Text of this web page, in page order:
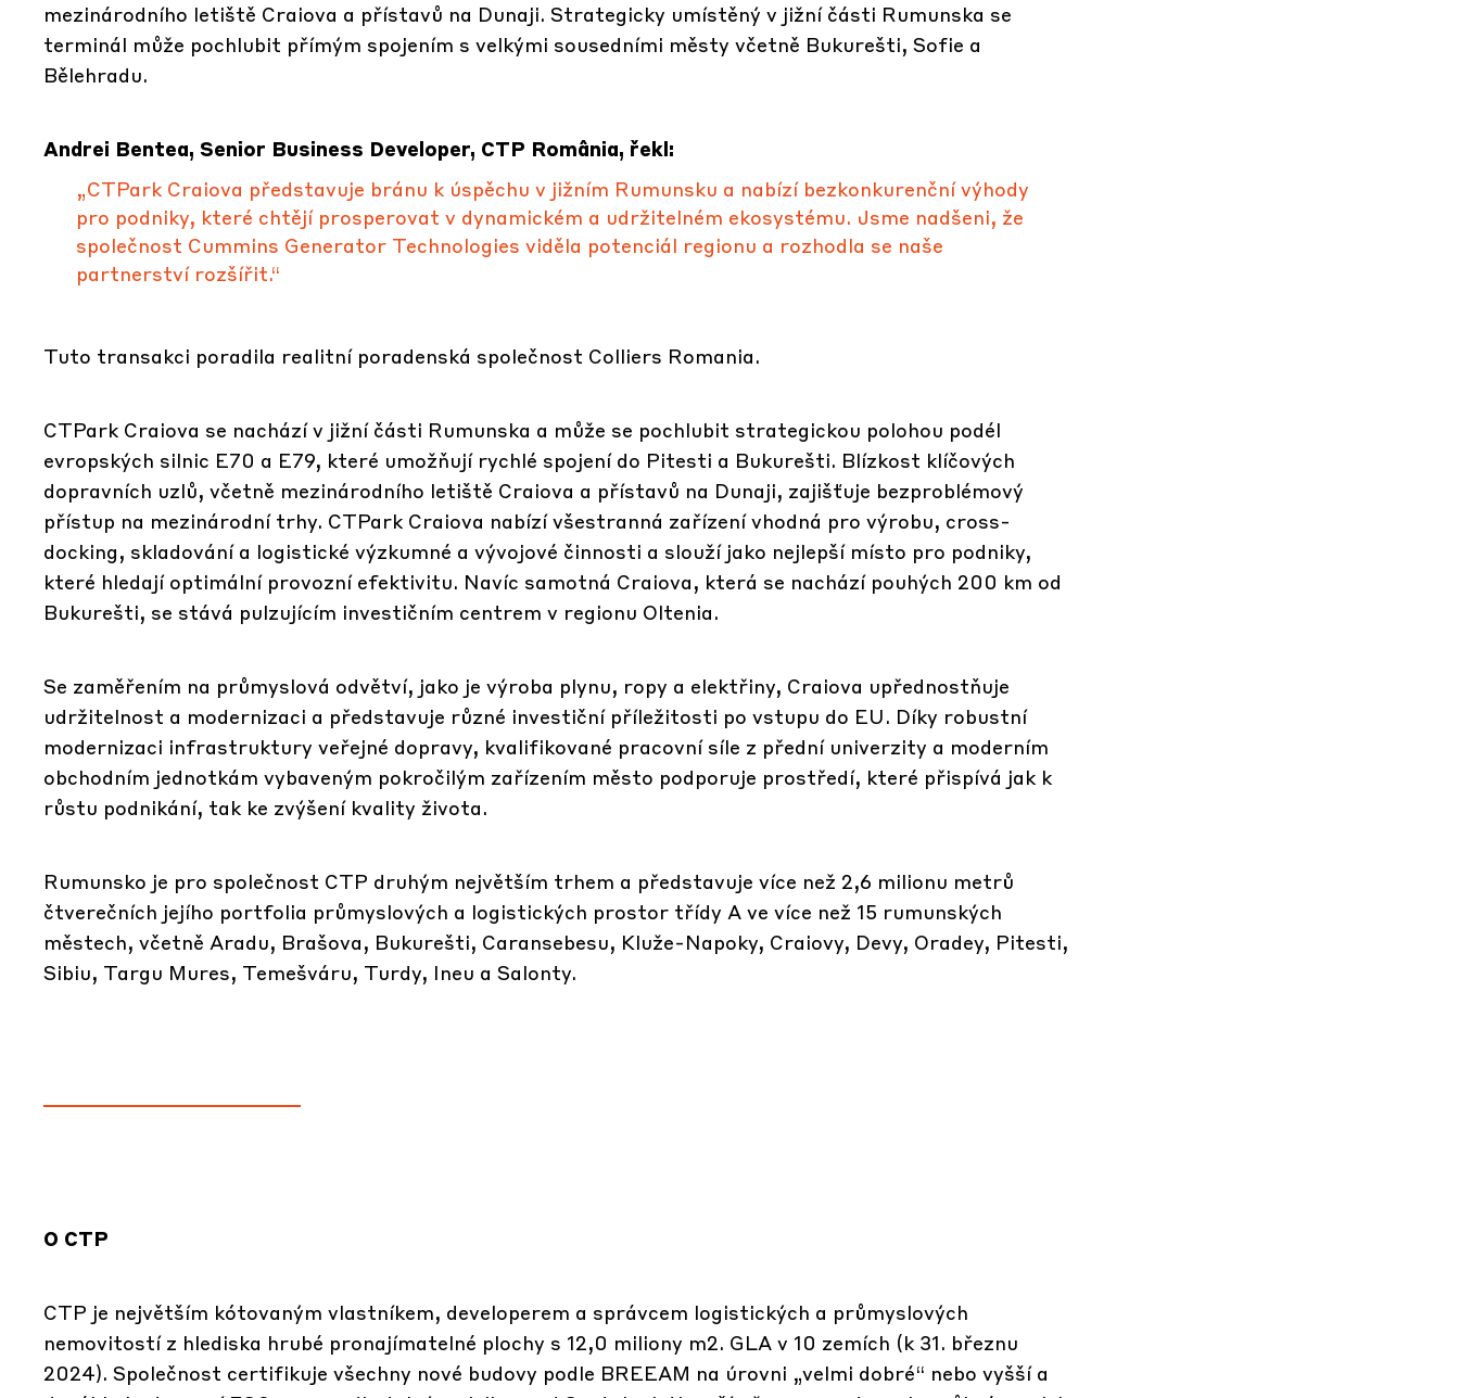
mezinárodního letiště Craiova a přístavů na Dunaji. Strategicky umístěný v jižní části Rumunska se
terminál může pochlubit přímým spojením s velkými sousedními městy včetně Bukurešti, Sofie a
Bělehradu.
Andrei Bentea, Senior Business Developer, CTP România, řekl:
„CTPark Craiova představuje bránu k úspěchu v jižním Rumunsku a nabízí bezkonkurenční výhody
pro podniky, které chtějí prosperovat v dynamickém a udržitelném ekosystému. Jsme nadšeni, že
společnost Cummins Generator Technologies viděla potenciál regionu a rozhodla se naše
partnerství rozšířit.“
Tuto transakci poradila realitní poradenská společnost Colliers Romania.
CTPark Craiova se nachází v jižní části Rumunska a může se pochlubit strategickou polohou podél
evropských silnic E70 a E79, které umožňují rychlé spojení do Pitesti a Bukurešti. Blízkost klíčových
dopravních uzlů, včetně mezinárodního letiště Craiova a přístavů na Dunaji, zajišťuje bezproblémový
přístup na mezinárodní trhy. CTPark Craiova nabízí všestranná zařízení vhodná pro výrobu, cross-
docking, skladování a logistické výzkumné a vývojové činnosti a slouží jako nejlepší místo pro podniky,
které hledají optimální provozní efektivitu. Navíc samotná Craiova, která se nachází pouhých 200 km od
Bukurešti, se stává pulzujícím investičním centrem v regionu Oltenia.
Se zaměřením na průmyslová odvětví, jako je výroba plynu, ropy a elektřiny, Craiova upřednostňuje
udržitelnost a modernizaci a představuje různé investiční příležitosti po vstupu do EU. Díky robustní
modernizaci infrastruktury veřejné dopravy, kvalifikované pracovní síle z přední univerzity a moderním
obchodním jednotkám vybaveným pokročilým zařízením město podporuje prostředí, které přispívá jak k
růstu podnikání, tak ke zvýšení kvality života.
Rumunsko je pro společnost CTP druhým největším trhem a představuje více než 2,6 milionu metrů
čtverečních jejího portfolia průmyslových a logistických prostor třídy A ve více než 15 rumunských
městech, včetně Aradu, Brašova, Bukurešti, Caransebesu, Kluže-Napoky, Craiovy, Devy, Oradey, Pitesti,
Sibiu, Targu Mures, Temešváru, Turdy, Ineu a Salonty.
O CTP
CTP je největším kótovaným vlastníkem, developerem a správcem logistických a průmyslových
nemovitostí z hlediska hrubé pronajímatelné plochy s 12,0 miliony m2. GLA v 10 zemích (k 31. březnu
2024). Společnost certifikuje všechny nové budovy podle BREEAM na úrovni „velmi dobré“ nebo vyšší a